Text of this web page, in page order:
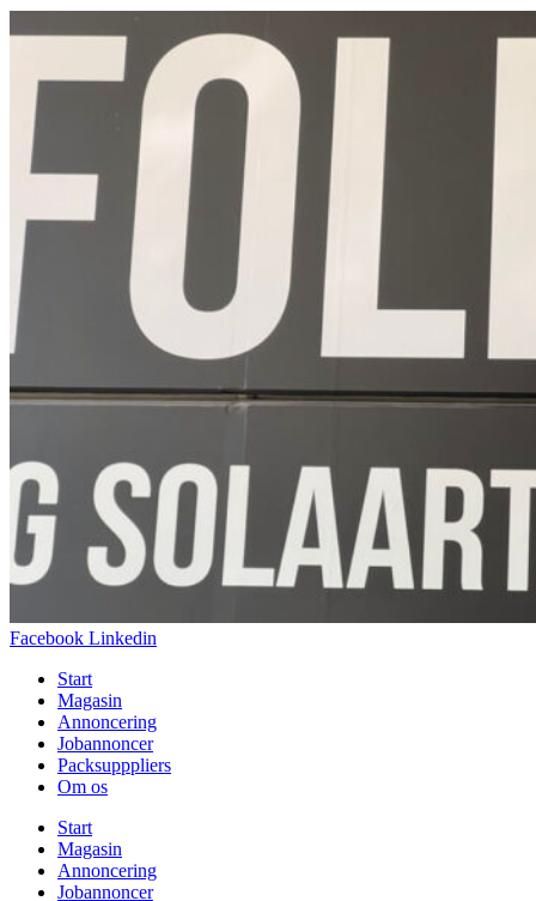
Facebook Linkedin
Start
Magasin
Annoncering
Jobannoncer
Packsupppliers
Om os
Start
Magasin
Annoncering
Jobannoncer